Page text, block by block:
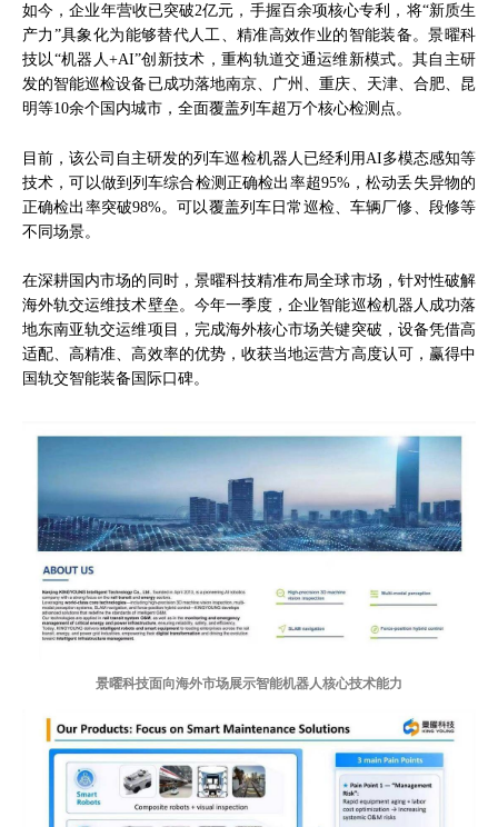
如今，企业年营收已突破2亿元，手握百余项核心专利，将“新质生
产力”具象化为能够替代人工、精准高效作业的智能装备。景曜科
技以“机器人+AI”创新技术，重构轨道交通运维新模式。其自主研
发的智能巡检设备已成功落地南京、广州、重庆、天津、合肥、昆
明等10余个国内城市，全面覆盖列车超万个核心检测点。
目前，该公司自主研发的列车巡检机器人已经利用AI多模态感知等
技术，可以做到列车综合检测正确检出率超95%，松动丢失异物的
正确检出率突破98%。可以覆盖列车日常巡检、车辆厂修、段修等
不同场景。
在深耕国内市场的同时，景曜科技精准布局全球市场，针对性破解
海外轨交运维技术壁垒。今年一季度，企业智能巡检机器人成功落
地东南亚轨交运维项目，完成海外核心市场关键突破，设备凭借高
适配、高精准、高效率的优势，收获当地运营方高度认可，赢得中
国轨交智能装备国际口碑。
景曜科技面向海外市场展示智能机器人核心技术能力